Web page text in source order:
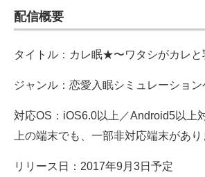
配信概要
タイトル：カレ眠★〜ワタシがカレと
ジャンル：恋愛入眠シミュレーション
対応OS：iOS6.0以上／Android5以
上の端末でも、一部非対応端末があり
リリース日：2017年9月3日予定